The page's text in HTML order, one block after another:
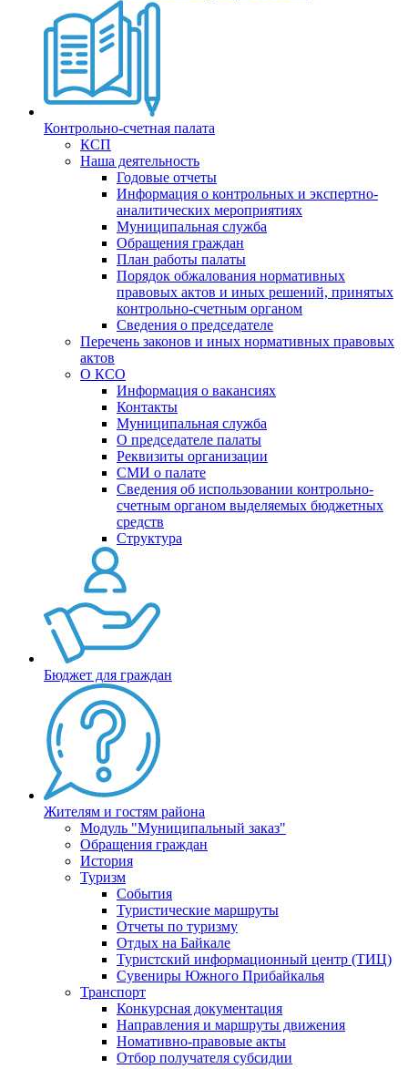
Контрольно-счетная палата
КСП
Наша деятельность
Годовые отчеты
Информация о контрольных и экспертно-
аналитических мероприятиях
Муниципальная служба
Обращения граждан
План работы палаты
Порядок обжалования нормативных
правовых актов и иных решений, принятых
контрольно-счетным органом
Сведения о председателе
Перечень законов и иных нормативных правовых
актов
О КСО
Информация о вакансиях
Контакты
Муниципальная служба
О председателе палаты
Реквизиты организации
СМИ о палате
Сведения об использовании контрольно-
счетным органом выделяемых бюджетных
средств
Структура
Бюджет для граждан
Жителям и гостям района
Модуль "Муниципальный заказ"
Обращения граждан
История
Туризм
События
Туристические маршруты
Отчеты по туризму
Отдых на Байкале
Туристский информационный центр (ТИЦ)
Сувениры Южного Прибайкалья
Транспорт
Конкурсная документация
Направления и маршруты движения
Номативно-правовые акты
Отбор получателя субсидии